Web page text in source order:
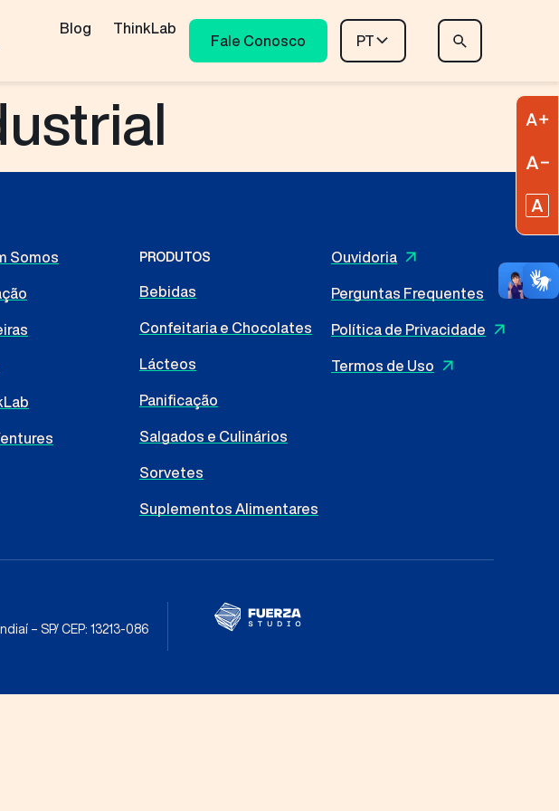
Blog
ThinkLab
Fale Conosco
PT
Somos PRODUTOS
Bebidas
Confeitaria e Chocolates
Lácteos
Panificação
Salgados e Culinários
Sorvetes
Suplementos Alimentares
Ouvidoria
Perguntas Frequentes
Política de Privacidade
Termos de Uso
– SP/ CEP: 13213-086